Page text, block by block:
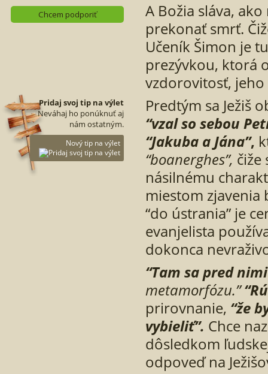
Pridaj svoj tip na výlet
Neváhaj ho ponúknuť aj
nám ostatným.
Nový tip na výlet
A Božia sláva,
prekonať smrť.
Učeník Šimon je
prezývkou, ktorá
vzdorovitosť,
Predtým sa Ježiš
“vzal so sebou
“Jakuba a Jána”,
“boanerghes”,
násilnému
miestom
“do ústrania” je
evanjelista
dokonca
“Tam sa pred
metamorfózu.”
prirovnanie, “že
vybieliť”. Chce
dôsledkom
odpoveď na